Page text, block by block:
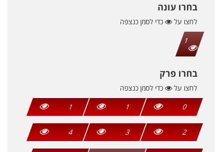
בחרו עונה
לחצו על
כדי לסמן כנצפה
1
בחרו פרק
לחצו על
כדי לסמן כנצפה
0
1
1
2
3
4